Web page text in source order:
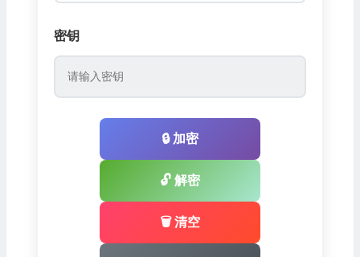
密钥
🔒 加密
🔓 解密
🗑️ 清空